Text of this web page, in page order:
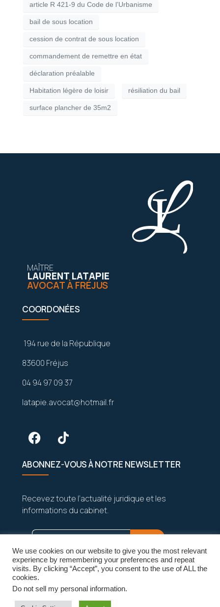
article R 421-9 du Code de l’Urbanisme
bail de sous location
cession de contrat de sous location
commandement de remettre en état
déclaration préalable
Habitation légère de loisir résiliation du bail
surface plancher de 35m2
MAÎTRE
LAURENT LATAPIE
AVOCAT À FRÉJUS
COORDONÉES
194 rue de la République
83600 Fréjus
04 94 97 09 37
latapie.avocat@hotmail.fr
ABONNEZ-VOUS À NOTRE NEWSLETTER
Recevez toute l’actualité juridique et les
informations du cabinet.
Vos données sont strictement confidentielles
et seront jamais partagées.
We use cookies on our website to give you the most relevant
experience by remembering your preferences and repeat
visits. By clicking “Accept”, you consent to the use of ALL the
cookies.
Do not sell my personal information.